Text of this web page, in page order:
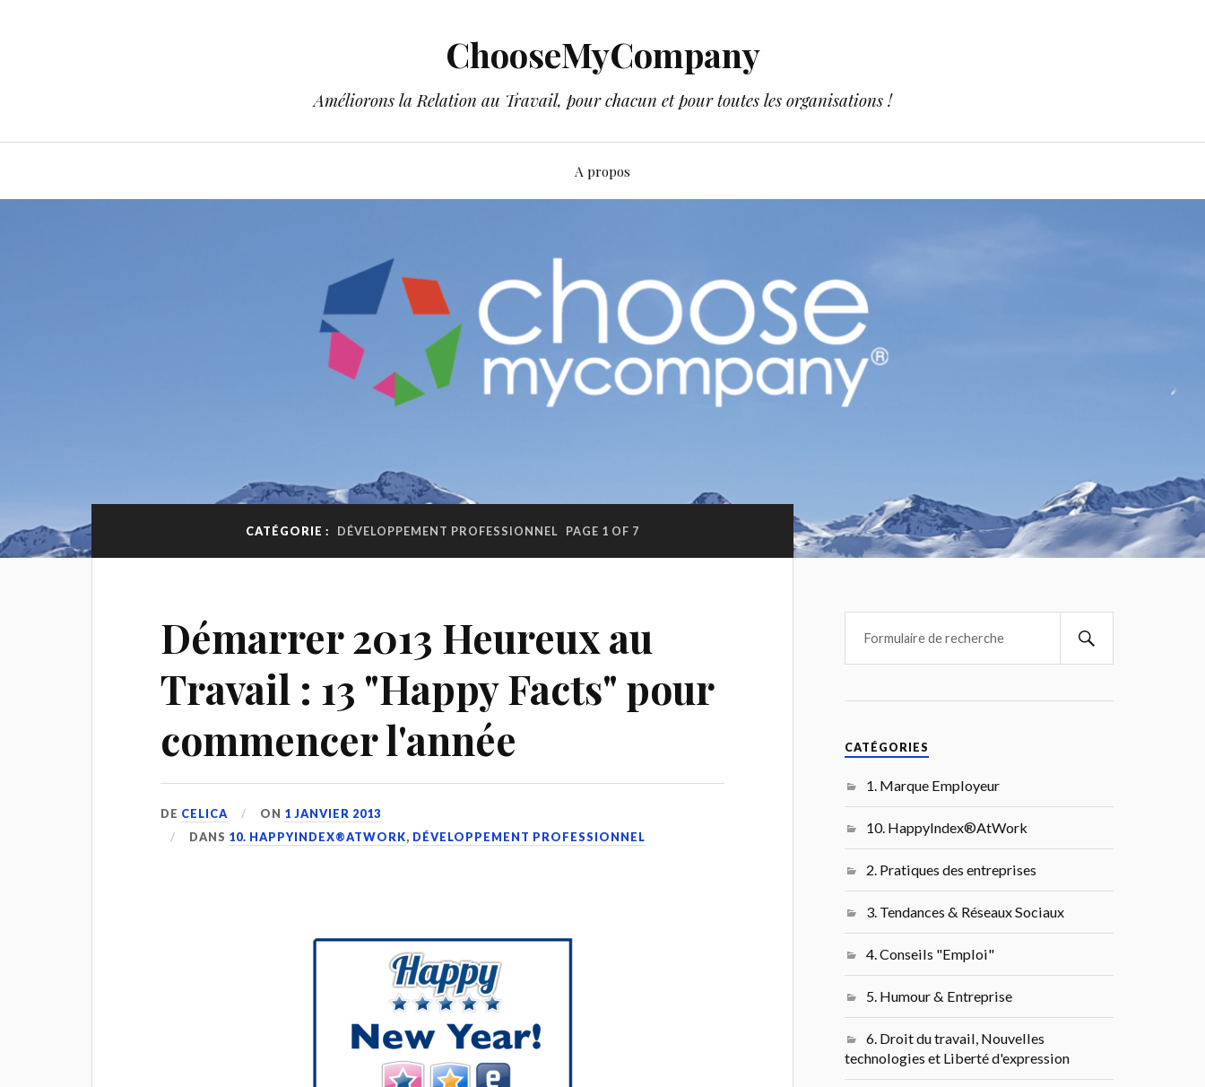
ChooseMyCompany
Améliorons la Relation au Travail, pour chacun et pour toutes les organisations !
A propos
CATÉGORIE : DÉVELOPPEMENT PROFESSIONNEL PAGE 1 OF 7
Démarrer 2013 Heureux au
Travail : 13 "Happy Facts" pour
commencer l'année
DE CELICA ON 1 JANVIER 2013
DANS 10. HAPPYINDEX®ATWORK, DÉVELOPPEMENT PROFESSIONNEL
CATÉGORIES
1. Marque Employeur
10. HappyIndex®AtWork
2. Pratiques des entreprises
3. Tendances & Réseaux Sociaux
4. Conseils "Emploi"
5. Humour & Entreprise
6. Droit du travail, Nouvelles
technologies et Liberté d'expression